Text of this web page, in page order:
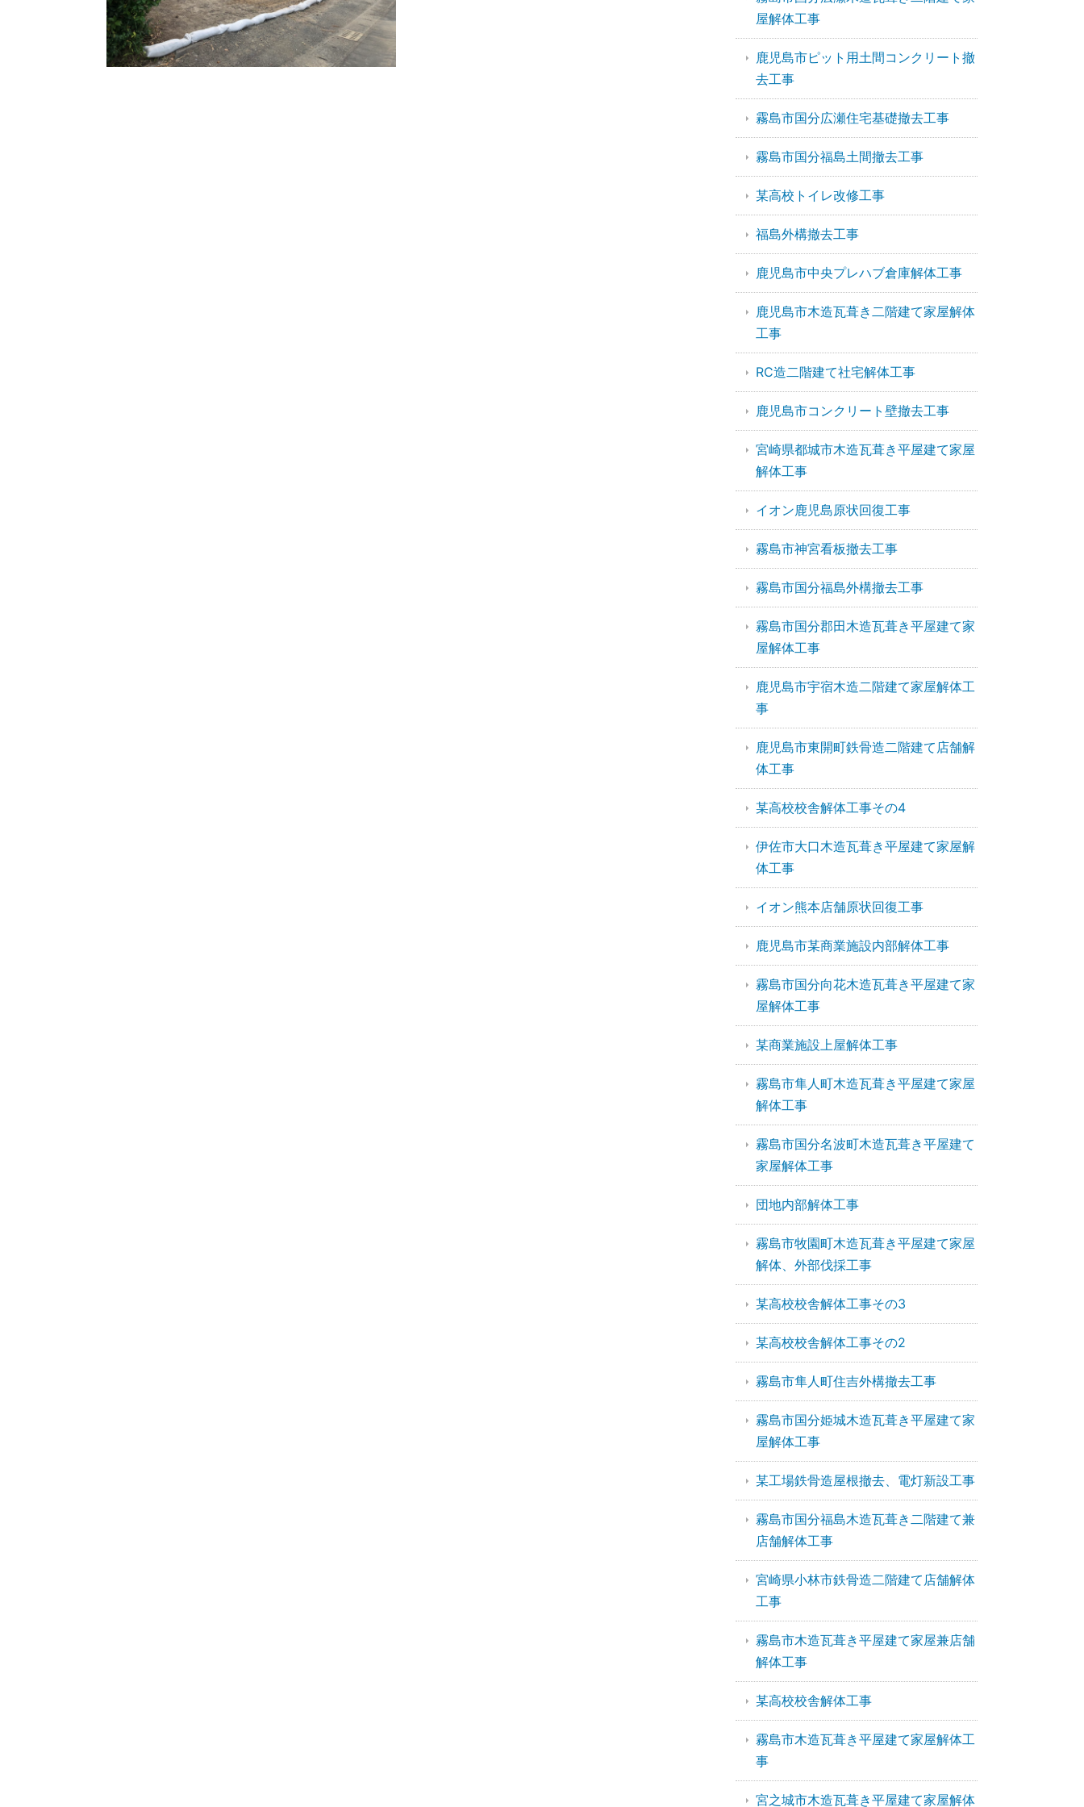
屋解体工事
鹿児島市ピット用土間コンクリート撤
去工事
霧島市国分広瀬住宅基礎撤去工事
霧島市国分福島土間撤去工事
某高校トイレ改修工事
福島外構撤去工事
鹿児島市中央プレハブ倉庫解体工事
鹿児島市木造瓦葺き二階建て家屋解体
工事
RC造二階建て社宅解体工事
鹿児島市コンクリート壁撤去工事
宮崎県都城市木造瓦葺き平屋建て家屋
解体工事
イオン鹿児島原状回復工事
霧島市神宮看板撤去工事
霧島市国分福島外構撤去工事
霧島市国分郡田木造瓦葺き平屋建て家
屋解体工事
鹿児島市宇宿木造二階建て家屋解体工
事
鹿児島市東開町鉄骨造二階建て店舗解
体工事
某高校校舎解体工事その4
伊佐市大口木造瓦葺き平屋建て家屋解
体工事
イオン熊本店舗原状回復工事
鹿児島市某商業施設内部解体工事
霧島市国分向花木造瓦葺き平屋建て家
屋解体工事
某商業施設上屋解体工事
霧島市隼人町木造瓦葺き平屋建て家屋
解体工事
霧島市国分名波町木造瓦葺き平屋建て
家屋解体工事
団地内部解体工事
霧島市牧園町木造瓦葺き平屋建て家屋
解体、外部伐採工事
某高校校舎解体工事その3
某高校校舎解体工事その2
霧島市隼人町住吉外構撤去工事
霧島市国分姫城木造瓦葺き平屋建て家
屋解体工事
某工場鉄骨造屋根撤去、電灯新設工事
霧島市国分福島木造瓦葺き二階建て兼
店舗解体工事
宮崎県小林市鉄骨造二階建て店舗解体
工事
霧島市木造瓦葺き平屋建て家屋兼店舗
解体工事
某高校校舎解体工事
霧島市木造瓦葺き平屋建て家屋解体工
事
宮之城市木造瓦葺き平屋建て家屋解体